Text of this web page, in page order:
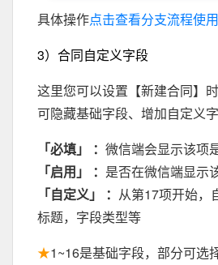
具体操作点击查看分支流程使
3）合同自定义字段
这里您可以设置【新建合同】
可隐藏基础字段、增加自定义
「必填」 ： 微信端会显示该项
「启用」 ： 是否在微信端显示
「自定义」 ： 从第17项开始，
标题，字段类型等
★1~16是基础字段，部分可选